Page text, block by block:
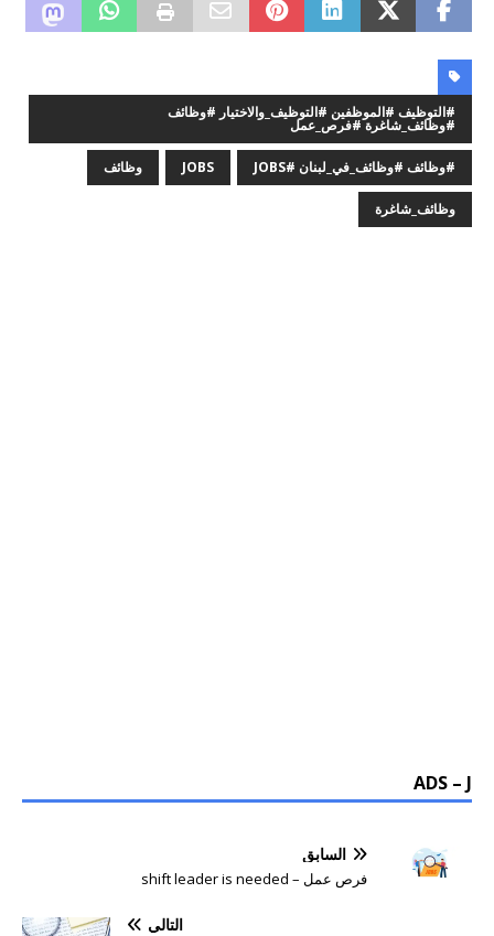
#التوظيف #الموظفين #التوظيف_والاختيار #وظائف
#وظائف_شاغرة #فرص_عمل
#وظائف #وظائف_في_لبنان #JOBS JOBS وظائف
وظائف_شاغرة
ADS – J
السابق
فرص عمل – shift leader is needed
التالي